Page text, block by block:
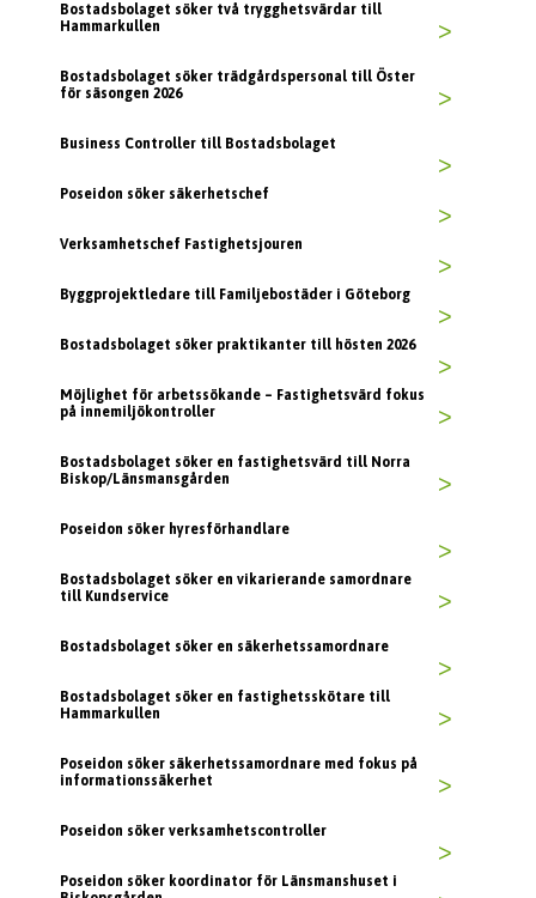
Bostadsbolaget söker två trygghetsvärdar till
Hammarkullen
>
Bostadsbolaget söker trädgårdspersonal till Öster
för säsongen 2026
>
Business Controller till Bostadsbolaget
>
Poseidon söker säkerhetschef
>
Verksamhetschef Fastighetsjouren
>
Byggprojektledare till Familjebostäder i Göteborg
>
Bostadsbolaget söker praktikanter till hösten 2026
>
Möjlighet för arbetssökande – Fastighetsvärd fokus
på innemiljökontroller
>
Bostadsbolaget söker en fastighetsvärd till Norra
Biskop/Länsmansgården
>
Poseidon söker hyresförhandlare
>
Bostadsbolaget söker en vikarierande samordnare
till Kundservice
>
Bostadsbolaget söker en säkerhetssamordnare
>
Bostadsbolaget söker en fastighetsskötare till
Hammarkullen
>
Poseidon söker säkerhetssamordnare med fokus på
informationssäkerhet
>
Poseidon söker verksamhetscontroller
>
Poseidon söker koordinator för Länsmanshuset i